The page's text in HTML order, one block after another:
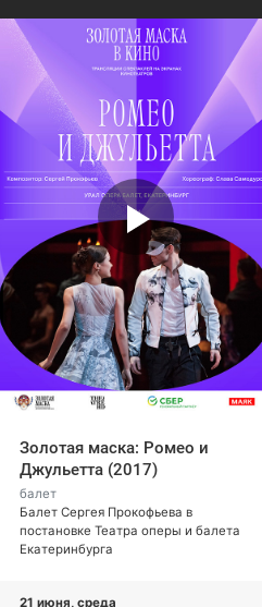
Золотая маска: Ромео и
Джульетта (2017)
балет
Балет Сергея Прокофьева в
постановке Театра оперы и балета
Екатеринбурга
21 июня, среда